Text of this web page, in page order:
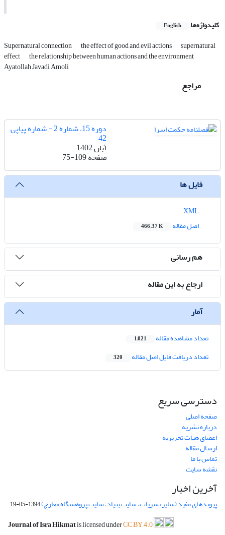
کلیدواژه‌ها English
Supernatural connection the effect of good and evil actions supernatural
effect the relationship between human actions and the environment
Ayatollah Javadi Amoli
مراجع
دوره 15، شماره 2 - شماره پیاپی
42
آبان 1402
صفحه75-109
فایل ها
اصل مقاله
466.37 K
هم رسانی
ارجاع به این مقاله
آمار
تعداد مشاهده مقاله 1,021
تعداد دریافت فایل اصل مقاله 320
دسترسی سریع
صفحه اصلی
درباره نشریه
اعضای هیات تحریریه
ارسال مقاله
تماس با ما
نقشه سایت
آخرین اخبار
پیوندهای مفید (سایر نشریات، سایت بنیاد، سایت پژوهشگاه معارج)1394-05-19
Journal of Isra Hikmatis licensed underCC BY 4.0